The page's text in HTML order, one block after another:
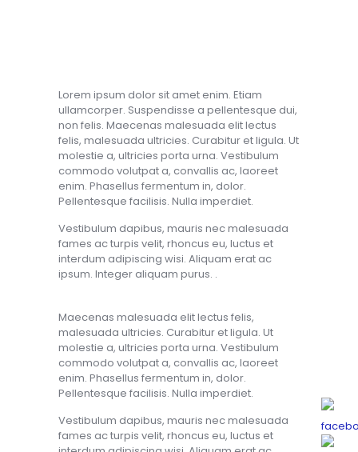
Lorem ipsum dolor sit amet enim. Etiam
ullamcorper. Suspendisse a pellentesque dui,
non felis. Maecenas malesuada elit lectus
felis, malesuada ultricies. Curabitur et ligula. Ut
molestie a, ultricies porta urna. Vestibulum
commodo volutpat a, convallis ac, laoreet
enim. Phasellus fermentum in, dolor.
Pellentesque facilisis. Nulla imperdiet.
Vestibulum dapibus, mauris nec malesuada
fames ac turpis velit, rhoncus eu, luctus et
interdum adipiscing wisi. Aliquam erat ac
ipsum. Integer aliquam purus. .
Maecenas malesuada elit lectus felis,
malesuada ultricies. Curabitur et ligula. Ut
molestie a, ultricies porta urna. Vestibulum
commodo volutpat a, convallis ac, laoreet
enim. Phasellus fermentum in, dolor.
Pellentesque facilisis. Nulla imperdiet.
Vestibulum dapibus, mauris nec malesuada
fames ac turpis velit, rhoncus eu, luctus et